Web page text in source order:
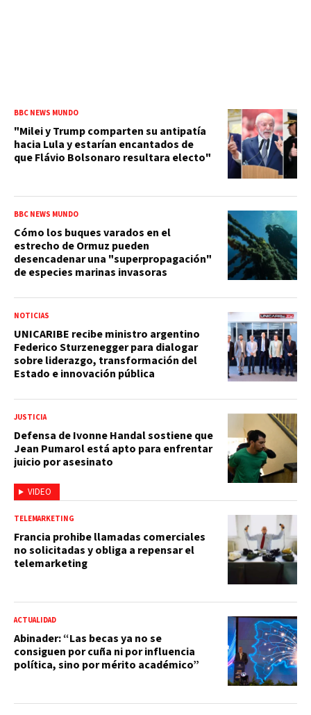
BBC NEWS MUNDO
"Milei y Trump comparten su antipatía
hacia Lula y estarían encantados de
que Flávio Bolsonaro resultara electo"
BBC NEWS MUNDO
Cómo los buques varados en el
estrecho de Ormuz pueden
desencadenar una "superpropagación"
de especies marinas invasoras
NOTICIAS
UNICARIBE recibe ministro argentino
Federico Sturzenegger para dialogar
sobre liderazgo, transformación del
Estado e innovación pública
VIDEO
JUSTICIA
Defensa de Ivonne Handal sostiene que
Jean Pumarol está apto para enfrentar
juicio por asesinato
TELEMARKETING
Francia prohibe llamadas comerciales
no solicitadas y obliga a repensar el
telemarketing
ACTUALIDAD
Abinader: “Las becas ya no se
consiguen por cuña ni por influencia
política, sino por mérito académico”